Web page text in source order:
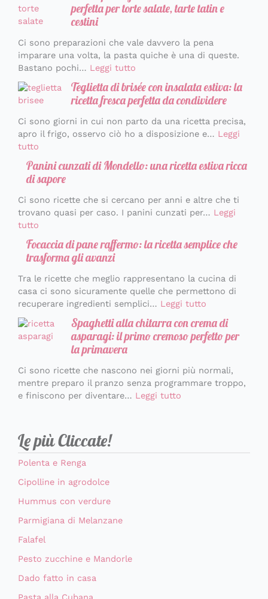
perfetta per torte salate, tarte tatin e
cestini
Ci sono preparazioni che vale davvero la pena
imparare una volta, la pasta quiche è una di queste.
Bastano pochi… Leggi tutto
Teglietta di brisée con insalata estiva: la
ricetta fresca perfetta da condividere
Ci sono giorni in cui non parto da una ricetta precisa,
apro il frigo, osservo ciò ho a disposizione e… Leggi
tutto
Panini cunzati di Mondello: una ricetta estiva ricca
di sapore
Ci sono ricette che si cercano per anni e altre che ti
trovano quasi per caso. I panini cunzati per… Leggi
tutto
Focaccia di pane raffermo: la ricetta semplice che
trasforma gli avanzi
Tra le ricette che meglio rappresentano la cucina di
casa ci sono sicuramente quelle che permettono di
recuperare ingredienti semplici… Leggi tutto
Spaghetti alla chitarra con crema di
asparagi: il primo cremoso perfetto per
la primavera
Ci sono ricette che nascono nei giorni più normali,
mentre preparo il pranzo senza programmare troppo,
e finiscono per diventare… Leggi tutto
Le più Cliccate!
Polenta e Renga
Cipolline in agrodolce
Hummus con verdure
Parmigiana di Melanzane
Falafel
Pesto zucchine e Mandorle
Dado fatto in casa